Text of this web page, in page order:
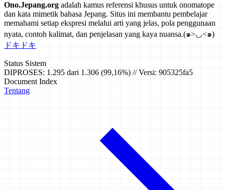
Ono.Jepang.org adalah kamus referensi khusus untuk onomatope
dan kata mimetik bahasa Jepang. Situs ini membantu pembelajar
memahami setiap ekspresi melalui arti yang jelas, pola penggunaan
nyata, contoh kalimat, dan penjelasan yang kaya nuansa.(๑>◡<๑)
ドキドキ
Status Sistem
DIPROSES: 1.295 dari 1.306 (99,16%) // Versi: 905325fa5
Document Index
Tentang